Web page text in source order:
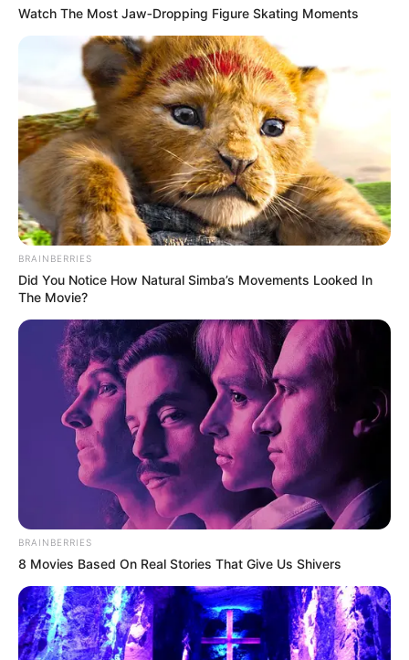
Home/ฤกษ์มงคล/ ฤกษ์สมัครงาน 2567 เช็กฤกษ์ดีปีมังกร
ฤกษ์มงคล |
8 ธ.ค. 2023
ฤกษ์สมัครงาน 2567เช็กฤกษ์ดีปีมังกร หน้าที่การงานดี
ได้งานสมใจ ดูฤกษ์ดีก่อนสมัครงาน
ฤกษ์สมัครงาน 2567
เดือนมกราคม
วันอังคารที่ 9 เวลา 06.45 – 10. 55 น. คนเกิดวัน
จันทร์ห้ามใช้ฤกษ์นี้
วันจันทร์ที่22 เวลา 12.45 – 16.25 น. คนเกิดวัน
อาทิตย์ห้ามใช้ฤกษ์นี้
วันเสาร์ที่ 27 เวลา 10.15 – 15.45 น. คนเกิดวันพุธ
ห้ามใช้ฤกษ์นี้
เดือนกุมภาพันธ์
วันพุธที่ 14 เวลา 06.25 – 15.45 น. คนเกิดวัน
อังคารห้ามใช้ฤกษ์นี้
Watch The Most Jaw‑Dropping Figure Skating Moments
BRAINBERRIES
Did You Notice How Natural Simba’s Movements Looked In
The Movie?
BRAINBERRIES
8 Movies Based On Real Stories That Give Us Shivers